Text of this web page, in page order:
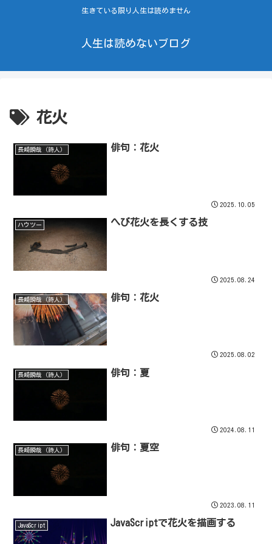
生きている限り人生は読めません
人生は読めないブログ
花火
長崎瞬哉（詩人） 俳句：花火
2025.10.05
ハウツー へび花火を長くする技
2025.08.24
長崎瞬哉（詩人） 俳句：花火
2025.08.02
長崎瞬哉（詩人） 俳句：夏
2024.08.11
長崎瞬哉（詩人） 俳句：夏空
2023.08.11
JavaScript JavaScriptで花火を描画する